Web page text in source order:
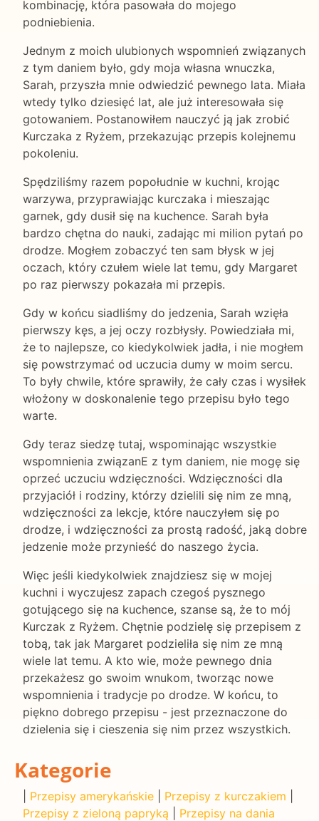
kombinację, która pasowała do mojego
podniebienia.
Jednym z moich ulubionych wspomnień związanych
z tym daniem było, gdy moja własna wnuczka,
Sarah, przyszła mnie odwiedzić pewnego lata. Miała
wtedy tylko dziesięć lat, ale już interesowała się
gotowaniem. Postanowiłem nauczyć ją jak zrobić
Kurczaka z Ryżem, przekazując przepis kolejnemu
pokoleniu.
Spędziliśmy razem popołudnie w kuchni, krojąc
warzywa, przyprawiając kurczaka i mieszając
garnek, gdy dusił się na kuchence. Sarah była
bardzo chętna do nauki, zadając mi milion pytań po
drodze. Mogłem zobaczyć ten sam błysk w jej
oczach, który czułem wiele lat temu, gdy Margaret
po raz pierwszy pokazała mi przepis.
Gdy w końcu siadliśmy do jedzenia, Sarah wzięła
pierwszy kęs, a jej oczy rozbłysły. Powiedziała mi,
że to najlepsze, co kiedykolwiek jadła, i nie mogłem
się powstrzymać od uczucia dumy w moim sercu.
To były chwile, które sprawiły, że cały czas i wysiłek
włożony w doskonalenie tego przepisu było tego
warte.
Gdy teraz siedzę tutaj, wspominając wszystkie
wspomnienia związanE z tym daniem, nie mogę się
oprzeć uczuciu wdzięczności. Wdzięczności dla
przyjaciół i rodziny, którzy dzielili się nim ze mną,
wdzięczności za lekcje, które nauczyłem się po
drodze, i wdzięczności za prostą radość, jaką dobre
jedzenie może przynieść do naszego życia.
Więc jeśli kiedykolwiek znajdziesz się w mojej
kuchni i wyczujesz zapach czegoś pysznego
gotującego się na kuchence, szanse są, że to mój
Kurczak z Ryżem. Chętnie podzielę się przepisem z
tobą, tak jak Margaret podzieliła się nim ze mną
wiele lat temu. A kto wie, może pewnego dnia
przekażesz go swoim wnukom, tworząc nowe
wspomnienia i tradycje po drodze. W końcu, to
piękno dobrego przepisu - jest przeznaczone do
dzielenia się i cieszenia się nim przez wszystkich.
Kategorie
Przepisy amerykańskie Przepisy z kurczakiem
Przepisy z zieloną papryką
Przepisy na dania